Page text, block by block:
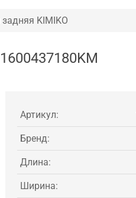
KIMIKO
Артикул:
Бренд:
Длина:
Ширина: